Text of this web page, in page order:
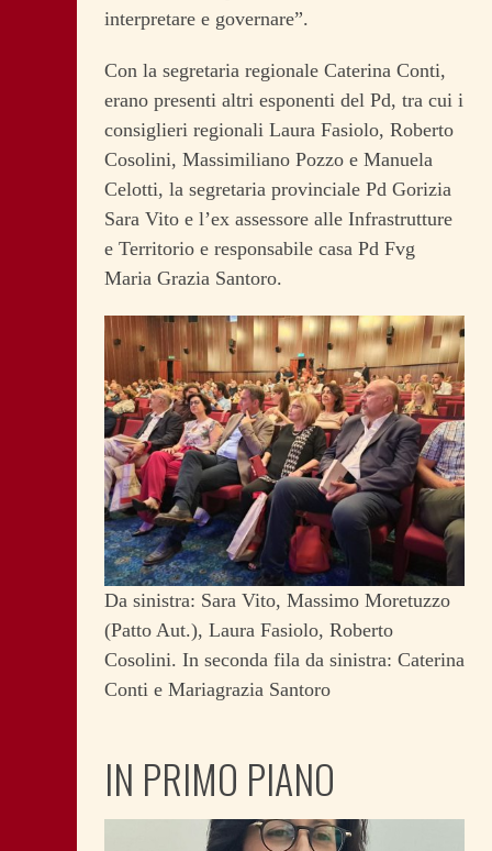
interpretare e governare”.
Con la segretaria regionale Caterina Conti,
erano presenti altri esponenti del Pd, tra cui i
consiglieri regionali Laura Fasiolo, Roberto
Cosolini, Massimiliano Pozzo e Manuela
Celotti, la segretaria provinciale Pd Gorizia
Sara Vito e l’ex assessore alle Infrastrutture
e Territorio e responsabile casa Pd Fvg
Maria Grazia Santoro.
Da sinistra: Sara Vito, Massimo Moretuzzo
(Patto Aut.), Laura Fasiolo, Roberto
Cosolini. In seconda fila da sinistra: Caterina
Conti e Mariagrazia Santoro
IN PRIMO PIANO